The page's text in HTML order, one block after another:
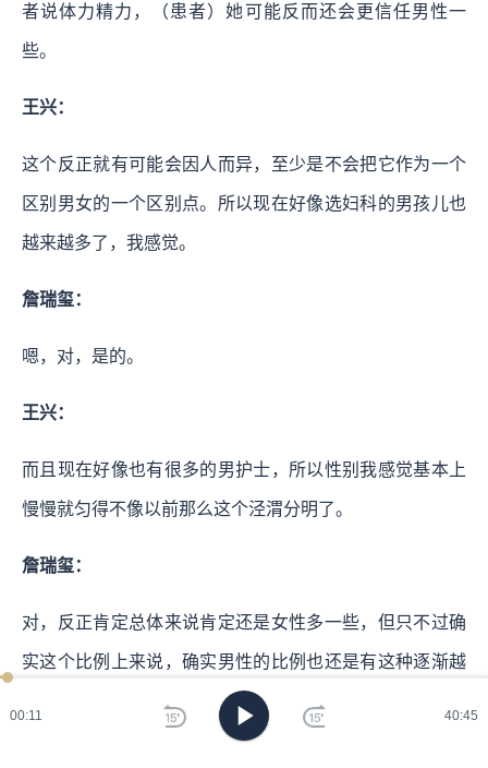
00:12 40:45
者说体力精力，（患者）她可能反而还会更信任男性一
些。
王兴：
这个反正就有可能会因人而异，至少是不会把它作为一个
区别男女的一个区别点。所以现在好像选妇科的男孩儿也
越来越多了，我感觉。
詹瑞玺：
嗯，对，是的。
王兴：
而且现在好像也有很多的男护士，所以性别我感觉基本上
慢慢就匀得不像以前那么这个泾渭分明了。
詹瑞玺：
对，反正肯定总体来说肯定还是女性多一些，但只不过确
实这个比例上来说，确实男性的比例也还是有这种逐渐越
来越大的这么一个趋势。